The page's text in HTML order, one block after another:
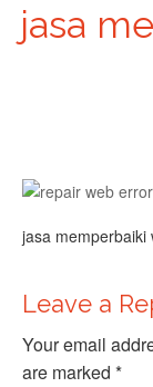
jasa
jasa memperbaiki
Leave a
Your email
are marked *